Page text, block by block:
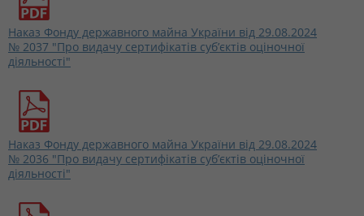
Наказ Фонду державного майна України від 29.08.2024
№ 2037 "Про видачу сертифікатів суб’єктів оціночної
діяльності"
Наказ Фонду державного майна України від 29.08.2024
№ 2036 "Про видачу сертифікатів суб’єктів оціночної
діяльності"